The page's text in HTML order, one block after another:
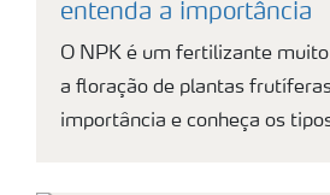
entenda a importância
O NPK é um fertilizante
a floração de plantas
importância e conheça os